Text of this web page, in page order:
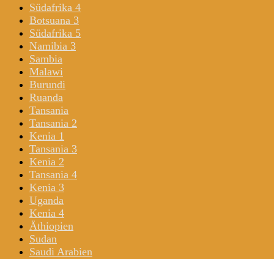
Südafrika 4
Botsuana 3
Südafrika 5
Namibia 3
Sambia
Malawi
Burundi
Ruanda
Tansania
Tansania 2
Kenia 1
Tansania 3
Kenia 2
Tansania 4
Kenia 3
Uganda
Kenia 4
Äthiopien
Sudan
Saudi Arabien